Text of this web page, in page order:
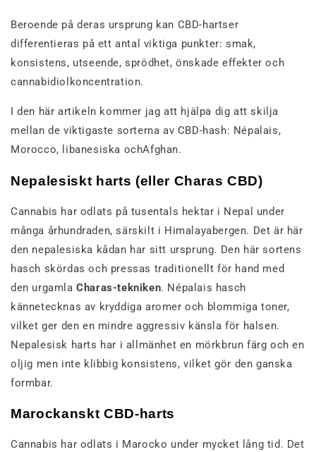
Beroende på deras ursprung kan CBD-hartser
differentieras på ett antal viktiga punkter: smak,
konsistens, utseende, sprödhet, önskade effekter och
cannabidiolkoncentration.
I den här artikeln kommer jag att hjälpa dig att skilja
mellan de viktigaste sorterna av CBD-hash: Népalais,
Morocco, libanesiska ochAfghan.
Nepalesiskt harts (eller Charas CBD)
Cannabis har odlats på tusentals hektar i Nepal under
många århundraden, särskilt i Himalayabergen. Det är här
den nepalesiska kådan har sitt ursprung. Den här sortens
hasch skördas och pressas traditionellt för hand med
den urgamlaCharas-tekniken. Népalais hasch
kännetecknas av kryddiga aromer och blommiga toner,
vilket ger den en mindre aggressiv känsla för halsen.
Nepalesisk harts har i allmänhet en mörkbrun färg och en
oljig men inte klibbig konsistens, vilket gör den ganska
formbar.
Marockanskt CBD-harts
Cannabis har odlats i Marocko under mycket lång tid. Det